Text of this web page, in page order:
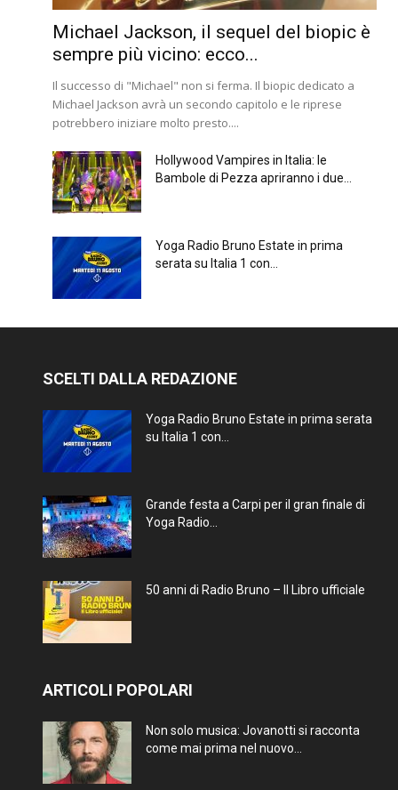
Michael Jackson, il sequel del biopic è
sempre più vicino: ecco...
Il successo di "Michael" non si ferma. Il biopic dedicato a
Michael Jackson avrà un secondo capitolo e le riprese
potrebbero iniziare molto presto....
Hollywood Vampires in Italia: le
Bambole di Pezza apriranno i due...
Yoga Radio Bruno Estate in prima
serata su Italia 1 con...
SCELTI DALLA REDAZIONE
Yoga Radio Bruno Estate in prima serata
su Italia 1 con...
Grande festa a Carpi per il gran finale di
Yoga Radio...
50 anni di Radio Bruno – Il Libro ufficiale
ARTICOLI POPOLARI
Non solo musica: Jovanotti si racconta
come mai prima nel nuovo...